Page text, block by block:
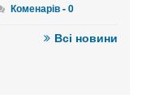
Коменарів - 0
Всі новини